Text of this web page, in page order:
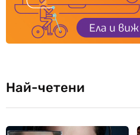
Най-четени